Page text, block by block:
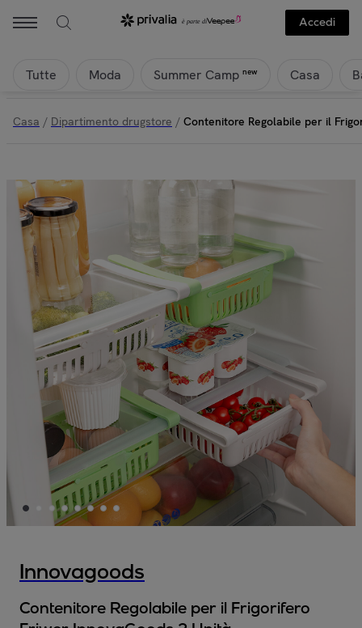
Accedi
Tutte Moda Summer Camp new Casa
Casa / Dipartimento drugstore / Contenitore Regolabile per il
Innovagoods
Contenitore Regolabile per il Frigorifero